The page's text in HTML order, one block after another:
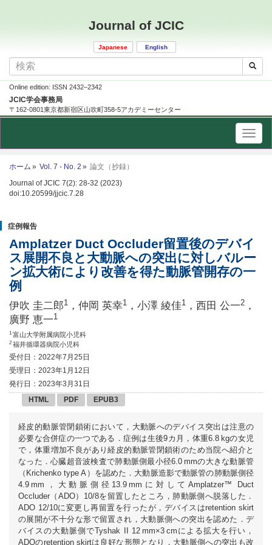
Journal of JCIC
Japanese English
Online edition: ISSN 2432–2342
JCIC学会事務局
〒162-0801東京都新宿区山吹町358-5アカデミーセンター
ホーム Vol. 7 - No. 2
論文（抄録）
Journal of JCIC 7(2): 28-32 (2023)
doi:10.20599/jjcic.7.28
症例報告
Amplatzer Duct Occluder留置後のデバイ
ス展開不良と大動脈への突出に対しバルー
ン拡大術により改善を得た動脈管開存の一
例
伊吹 圭二郎1 ，仲岡 英幸1 ，小澤 綾佳1 ，西田 公一2 ，
廣野 恵一1
1 富山大学附属病院小児科
2 福井循環器病院小児科
受付日：2022年7月25日
受理日：2023年1月12日
発行日：2023年3月31日
HTML
PDF EPUB3
経皮的動脈管閉鎖術において，大動脈へのデバイス突出は注意の
必要な合併症の一つである．症例は生後9カ月，体重6.8 kgの女児
で，体重増加不良があり経皮的動脈管閉鎖術のため当院へ紹介と
なった．心臓超音波検査で肺動脈側最小径6.0 mmの大きな動脈管
（Krichenko type A）を認めた．大動脈造影で動脈管の肺動脈側径
4.9 mm，大動脈側径13.9 mmに対してAmplatzer™ Duct
Occluder（ADO）10/8を留置したところ，肺動脈側へ脱落した．
ADO 12/10に変更し再留置を行ったが，デバイスはretention skirt
の展開が不十分な形で留置され，大動脈側への突出を認めた．デ
バイスの大動脈側でTyshak II 12 mm×3 cmによる拡大を行い，
ADOのretention skirtは良好な形態となり，大動脈側への突出も改